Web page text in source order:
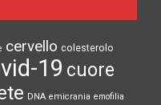
cervello colesterolo
19 cuore
DNA emicrania emofilia